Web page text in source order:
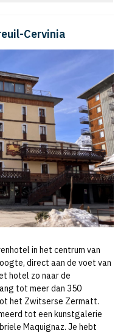
Cervinia
in het centrum van
direct aan de voet van
hotel zo naar de
tot meer dan 350
het Zwitserse Zermatt.
tot een kunstgalerie
Maquignaz. Je hebt